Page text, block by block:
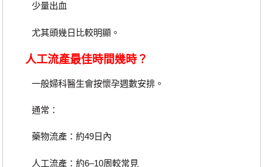
少量出血
尤其頭幾日比較明顯。
人工流產最佳時間幾時？
一般婦科醫生會按懷孕週數安排。
通常：
藥物流產：約49日內
人工流產：約6–10周較常見